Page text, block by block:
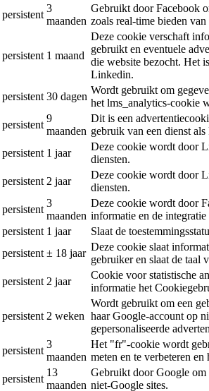
persistent
3
maanden
Gebruikt door Facebook
zoals real-time bieden van
persistent 1 maand
Deze cookie verschaft
gebruikt en eventuele
die website bezocht. Het
Linkedin.
persistent 30 dagen
Wordt gebruikt om
het lms_analytics-cookie
persistent
9
maanden
Dit is een
gebruik van een dienst
persistent 1 jaar
Deze cookie wordt door
diensten.
persistent 2 jaar
Deze cookie wordt door
diensten.
persistent
3
maanden
Deze cookie wordt door
informatie en de
persistent 1 jaar
Slaat de
persistent ± 18 jaar
Deze cookie slaat
gebruiker en slaat de taal
persistent 2 jaar
Cookie voor statistische
informatie het
persistent 2 weken
Wordt gebruikt om een
haar Google-account op
gepersonaliseerde
persistent
3
maanden
Het "fr"-cookie wordt
meten en te verbeteren
persistent
13
maanden
Gebruikt door Google om
niet-Google sites.